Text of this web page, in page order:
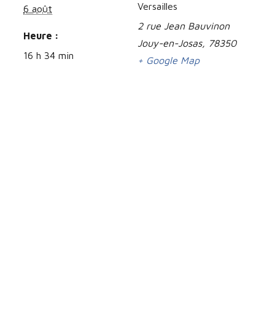
6 août
Heure :
16 h 34 min
Versailles
2 rue Jean Bauvinon
Jouy-en-Josas, 78350
+ Google Map